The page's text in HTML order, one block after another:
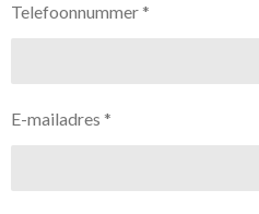
Telefoonnummer *
E-mailadres *